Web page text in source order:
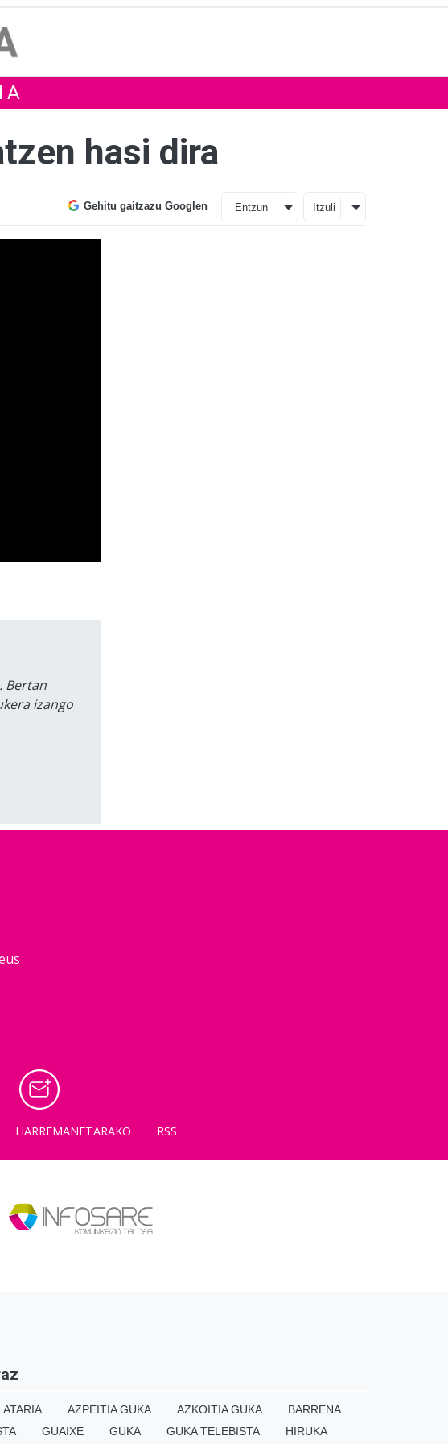
hasi dira
Gehitu gaitzazu Googlen Entzun Itzuli
Bertan
izango
HARREMANETARAKO RSS
ATARIA AZPEITIA GUKA AZKOITIA GUKA
BARRENA
GUAIXE GUKA GUKA TELEBISTA HIRUKA